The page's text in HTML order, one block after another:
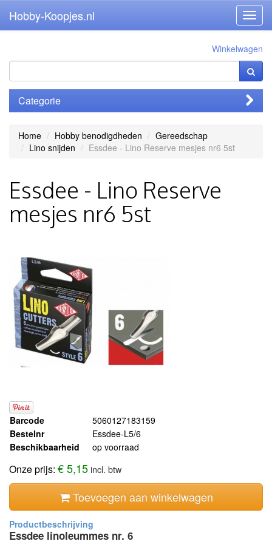
Hobby-Koopjes.nl
Winkelwagen
Categorie
Home Hobby benodigdheden
Gereedschap
Lino snijden
Essdee - Lino Reserve mesjes nr6 5st
Essdee - Lino Reserve
mesjes nr6 5st
Barcode
5060127183159
Bestelnr
Essdee-L5/6
Beschikbaarheid
op voorraad
Onze prijs: € 5,15incl. btw
Toevoegen aan winkelwagen
Essdee linoleummes nr. 6